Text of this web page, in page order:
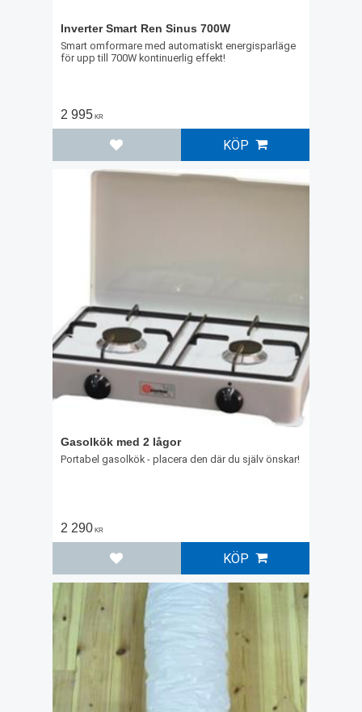
Inverter Smart Ren Sinus 700W
Smart omformare med automatiskt energisparläge
för upp till 700W kontinuerlig effekt!
2 995KR
Lägg till i favoriter
KÖP
Gasolkök med 2 lågor
Portabel gasolkök - placera den där du själv önskar!
2 290KR
Lägg till i favoriter
KÖP